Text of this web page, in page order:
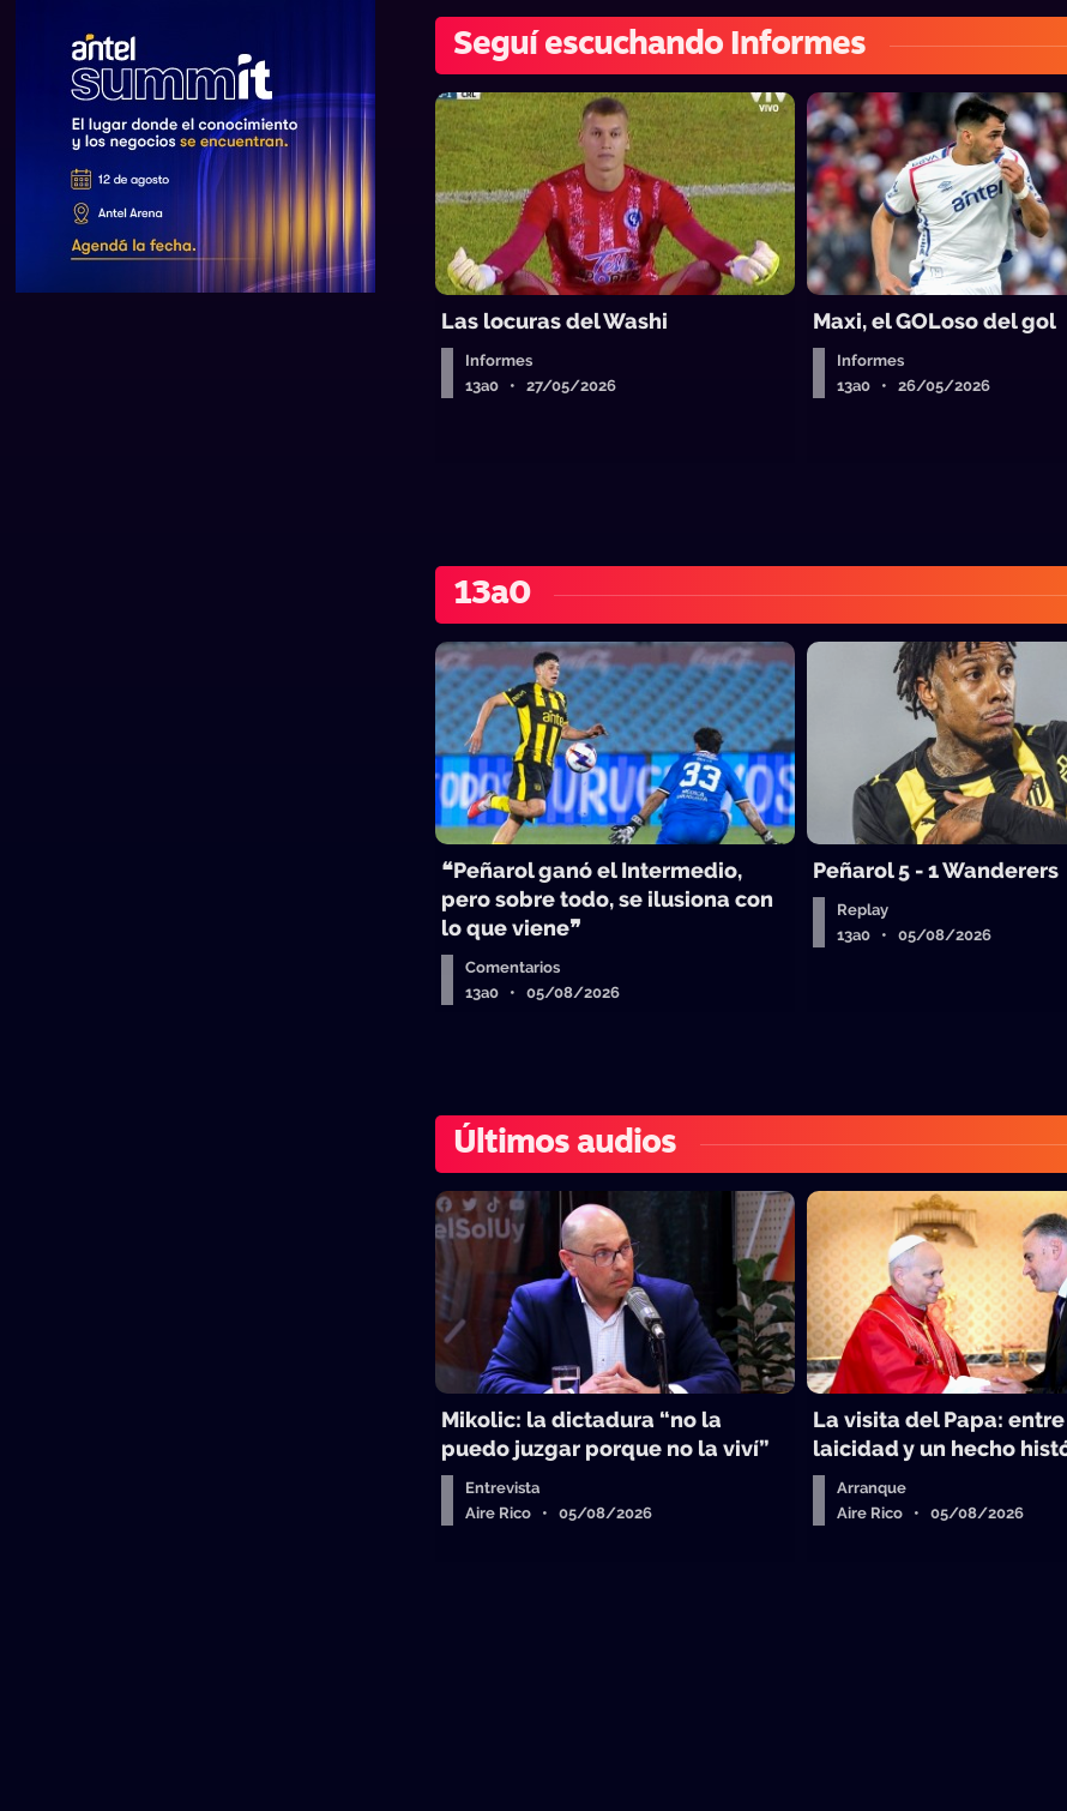
Seguí escuchando Informes
Las locuras del Washi
Informes
13a0 • 27/05/2026
Maxi, el GOLoso del gol
Informes
13a0 • 26/05/2026
13a0
❝Peñarol ganó el Intermedio,
pero sobre todo, se ilusiona con
lo que viene❞
Comentarios
13a0 • 05/08/2026
Peñarol 5 - 1 Wanderers
Replay
13a0 • 05/08/2026
Últimos audios
Mikolic: la dictadura “no la
puedo juzgar porque no la viví”
Entrevista
Aire Rico • 05/08/2026
La visita del Papa:
laicidad y un hecho
Arranque
Aire Rico • 05/08/2026